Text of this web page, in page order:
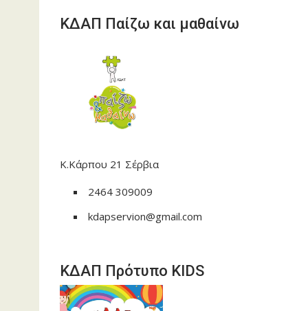
ΚΔΑΠ Παίζω και μαθαίνω
Κ.Κάρπου 21 Σέρβια
2464 309009
kdapservion@gmail.com
ΚΔΑΠ Πρότυπο KIDS